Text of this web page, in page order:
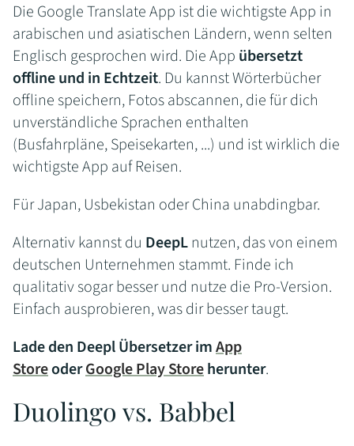
Die Google Translate App ist die wichtigste App in
arabischen und asiatischen Ländern, wenn selten
Englisch gesprochen wird. Die App übersetzt
offline und in Echtzeit. Du kannst Wörterbücher
offline speichern, Fotos abscannen, die für dich
unverständliche Sprachen enthalten
(Busfahrpläne, Speisekarten, ...) und ist wirklich die
wichtigste App auf Reisen.
Für Japan, Usbekistan oder China unabdingbar.
Alternativ kannst du DeepLnutzen, das von einem
deutschen Unternehmen stammt. Finde ich
qualitativ sogar besser und nutze die Pro-Version.
Einfach ausprobieren, was dir besser taugt.
Lade den Deepl Übersetzer imApp
StoreoderGoogle Play Storeherunter.
Duolingo vs. Babbel